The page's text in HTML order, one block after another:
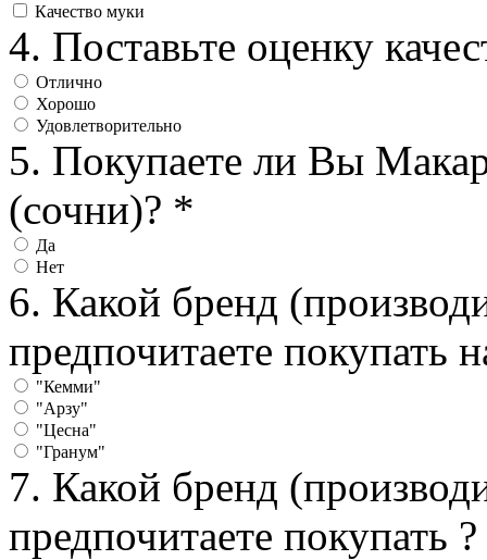
Качество муки
4. Поставьте оценку
Отлично
Хорошо
Удовлетворительно
5. Покупаете ли Вы
(сочни)? *
Да
Нет
6. Какой бренд
предпочитаете покупать
"Кемми"
"Арзу"
"Цесна"
"Гранум"
7. Какой бренд
предпочитаете покупать ?